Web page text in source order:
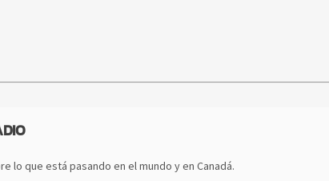
lo que está pasando en el mundo y en Canadá.